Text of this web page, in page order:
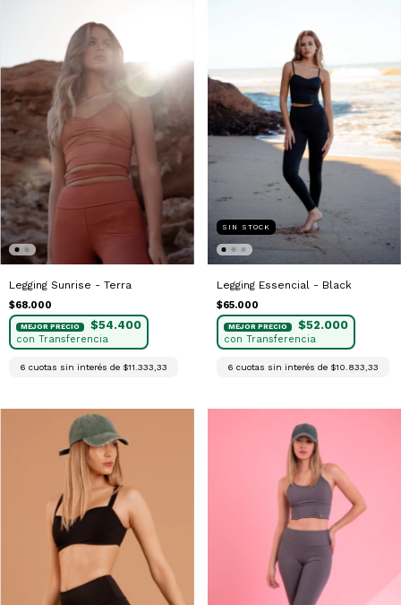
Legging Sunrise - Terra
$68.000
$54.400
6 cuotas sin interés de $11.333,33
SIN STOCK
Legging Essencial - Black
$65.000
$52.000
6 cuotas sin interés de $10.833,33